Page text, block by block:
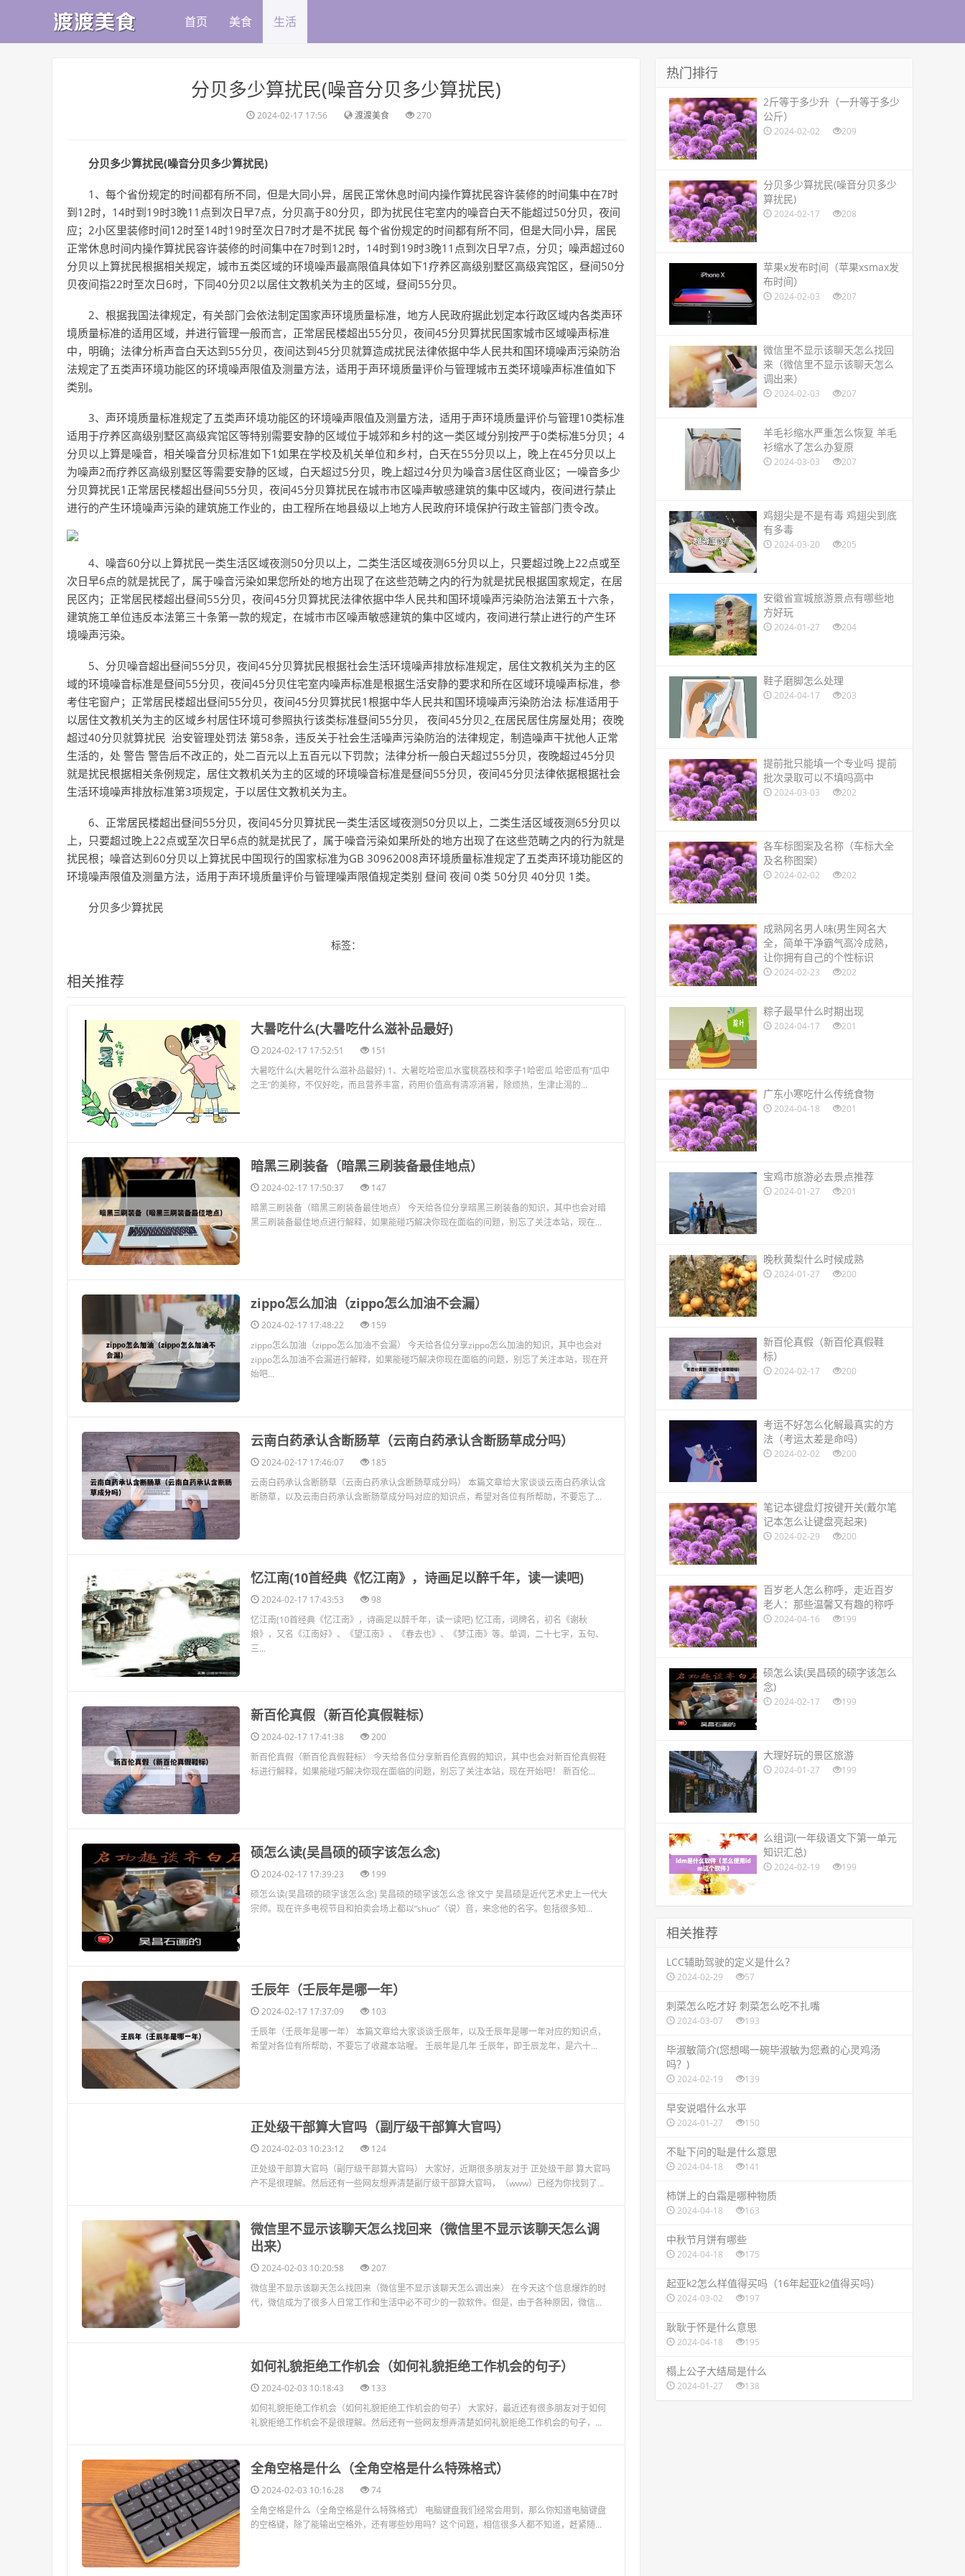
首页 美食 生活
​分贝多少算扰民(噪音分贝多少算扰民)
2024-02-17 17:56 渡渡美食 270
分贝多少算扰民(噪音分贝多少算扰民)
1、每个省份规定的时间都有所不同，但是大同小异，居民正常休息时间内操作算扰民容许装修的时间集中在7时
到12时，14时到19时3晚11点到次日早7点，分贝高于80分贝，即为扰民住宅室内的噪音白天不能超过50分贝，夜间
应；2小区里装修时间12时至14时19时至次日7时才是不扰民 每个省份规定的时间都有所不同，但是大同小异，居民
正常休息时间内操作算扰民容许装修的时间集中在7时到12时，14时到19时3晚11点到次日早7点，分贝；噪声超过60
分贝以上算扰民根据相关规定，城市五类区域的环境噪声最高限值具体如下1疗养区高级别墅区高级宾馆区，昼间50分
贝夜间指22时至次日6时，下同40分贝2以居住文教机关为主的区域，昼间55分贝。
2、根据我国法律规定，有关部门会依法制定国家声环境质量标准，地方人民政府据此划定本行政区域内各类声环
境质量标准的适用区域，并进行管理一般而言，正常居民楼超出55分贝，夜间45分贝算扰民国家城市区域噪声标准
中，明确；法律分析声音白天达到55分贝，夜间达到45分贝就算造成扰民法律依据中华人民共和国环境噪声污染防治
法规定了五类声环境功能区的环境噪声限值及测量方法，适用于声环境质量评价与管理城市五类环境噪声标准值如下
类别。
3、声环境质量标准规定了五类声环境功能区的环境噪声限值及测量方法，适用于声环境质量评价与管理10类标准
适用于疗养区高级别墅区高级宾馆区等特别需要安静的区域位于城郊和乡村的这一类区域分别按严于0类标准5分贝；4
分贝以上算是噪音，相关噪音分贝标准如下1如果在学校及机关单位和乡村，白天在55分贝以上，晚上在45分贝以上
为噪声2而疗养区高级别墅区等需要安静的区域，白天超过5分贝，晚上超过4分贝为噪音3居住区商业区；一噪音多少
分贝算扰民1正常居民楼超出昼间55分贝，夜间45分贝算扰民在城市市区噪声敏感建筑的集中区域内，夜间进行禁止
进行的产生环境噪声污染的建筑施工作业的，由工程所在地县级以上地方人民政府环境保护行政主管部门责令改。
4、噪音60分以上算扰民一类生活区域夜测50分贝以上，二类生活区域夜测65分贝以上，只要超过晚上22点或至
次日早6点的就是扰民了，属于噪音污染如果您所处的地方出现了在这些范畴之内的行为就是扰民根据国家规定，在居
民区内；正常居民楼超出昼间55分贝，夜间45分贝算扰民法律依据中华人民共和国环境噪声污染防治法第五十六条，
建筑施工单位违反本法第三十条第一款的规定，在城市市区噪声敏感建筑的集中区域内，夜间进行禁止进行的产生环
境噪声污染。
5、分贝噪音超出昼间55分贝，夜间45分贝算扰民根据社会生活环境噪声排放标准规定，居住文教机关为主的区
域的环境噪音标准是昼间55分贝，夜间45分贝住宅室内噪声标准是根据生活安静的要求和所在区域环境噪声标准，参
考住宅窗户；正常居民楼超出昼间55分贝，夜间45分贝算扰民1根据中华人民共和国环境噪声污染防治法 标准适用于
以居住文教机关为主的区域乡村居住环境可参照执行该类标准昼间55分贝， 夜间45分贝2_在居民居住房屋处用；夜晚
超过40分贝就算扰民 治安管理处罚法 第58条，违反关于社会生活噪声污染防治的法律规定，制造噪声干扰他人正常
生活的，处 警告 警告后不改正的，处二百元以上五百元以下罚款；法律分析一般白天超过55分贝，夜晚超过45分贝
就是扰民根据相关条例规定，居住文教机关为主的区域的环境噪音标准是昼间55分贝，夜间45分贝法律依据根据社会
生活环境噪声排放标准第3项规定，于以居住文教机关为主。
6、正常居民楼超出昼间55分贝，夜间45分贝算扰民一类生活区域夜测50分贝以上，二类生活区域夜测65分贝以
上，只要超过晚上22点或至次日早6点的就是扰民了，属于噪音污染如果所处的地方出现了在这些范畴之内的行为就是
扰民根；噪音达到60分贝以上算扰民中国现行的国家标准为GB 30962008声环境质量标准规定了五类声环境功能区的
环境噪声限值及测量方法，适用于声环境质量评价与管理噪声限值规定类别 昼间 夜间 0类 50分贝 40分贝 1类。
分贝多少算扰民
标签：
相关推荐
​大暑吃什么(大暑吃什么滋补品最好)
2024-02-17 17:52:51
151
大暑吃什么(大暑吃什么滋补品最好) 1、大暑吃哈密瓜水蜜桃荔枝和李子1哈密瓜 哈密瓜有“瓜中
之王”的美称，不仅好吃，而且营养丰富，药用价值高有清凉消暑，除烦热，生津止渴的...
​暗黑三刷装备（暗黑三刷装备最佳地点）
2024-02-17 17:50:37
147
暗黑三刷装备（暗黑三刷装备最佳地点） 今天给各位分享暗黑三刷装备的知识，其中也会对暗
黑三刷装备最佳地点进行解释，如果能碰巧解决你现在面临的问题，别忘了关注本站，现在...
​zippo怎么加油（zippo怎么加油不会漏）
2024-02-17 17:48:22
159
zippo怎么加油（zippo怎么加油不会漏） 今天给各位分享zippo怎么加油的知识，其中也会对
zippo怎么加油不会漏进行解释，如果能碰巧解决你现在面临的问题，别忘了关注本站，现在开
始吧...
​云南白药承认含断肠草（云南白药承认含断肠草成分吗）
2024-02-17 17:46:07
185
云南白药承认含断肠草（云南白药承认含断肠草成分吗） 本篇文章给大家谈谈云南白药承认含
断肠草，以及云南白药承认含断肠草成分吗对应的知识点，希望对各位有所帮助，不要忘了...
​忆江南(10首经典《忆江南》，诗画足以醉千年，读一读吧)
2024-02-17 17:43:53
98
忆江南(10首经典《忆江南》，诗画足以醉千年，读一读吧) 忆江南，词牌名，初名《谢秋
娘》，又名《江南好》、《望江南》、《春去也》、《梦江南》等。单调，二十七字，五句、
三...
​新百伦真假（新百伦真假鞋标）
2024-02-17 17:41:38
200
新百伦真假（新百伦真假鞋标） 今天给各位分享新百伦真假的知识，其中也会对新百伦真假鞋
标进行解释，如果能碰巧解决你现在面临的问题，别忘了关注本站，现在开始吧！ 新百伦...
​硕怎么读(吴昌硕的硕字该怎么念)
2024-02-17 17:39:23
199
硕怎么读(吴昌硕的硕字该怎么念) 吴昌硕的硕字该怎么念 徐文宁 吴昌硕是近代艺术史上一代大
宗师。现在许多电视节目和拍卖会场上都以“shuo”（说）音，来念他的名字。包括很多知...
​壬辰年（壬辰年是哪一年）
2024-02-17 17:37:09
103
壬辰年（壬辰年是哪一年） 本篇文章给大家谈谈壬辰年，以及壬辰年是哪一年对应的知识点，
希望对各位有所帮助，不要忘了收藏本站喔。 壬辰年是几年 壬辰年，即壬辰龙年，是六十...
​正处级干部算大官吗（副厅级干部算大官吗）
2024-02-03 10:23:12
124
正处级干部算大官吗（副厅级干部算大官吗） 大家好，近期很多朋友对于 正处级干部 算大官吗
产不是很理解。然后还有一些网友想弄清楚副厅级干部算大官吗，（www）已经为你找到了...
​微信里不显示该聊天怎么找回来（微信里不显示该聊天怎么调
出来）
2024-02-03 10:20:58
207
微信里不显示该聊天怎么找回来（微信里不显示该聊天怎么调出来） 在今天这个信息爆炸的时
代，微信成为了很多人日常工作和生活中必不可少的一款软件。但是，由于各种原因，微信...
​如何礼貌拒绝工作机会（如何礼貌拒绝工作机会的句子）
2024-02-03 10:18:43
133
如何礼貌拒绝工作机会（如何礼貌拒绝工作机会的句子） 大家好，最近还有很多朋友对于如何
礼貌拒绝工作机会不是很理解。然后还有一些网友想弄清楚如何礼貌拒绝工作机会的句子，...
​全角空格是什么（全角空格是什么特殊格式）
2024-02-03 10:16:28
74
全角空格是什么（全角空格是什么特殊格式） 电脑键盘我们经常会用到，那么你知道电脑键盘
的空格键，除了能输出空格外，还有哪些妙用吗？这个问题，相信很多人都不知道，赶紧随...
热门排行
​2斤等于多少升（一升等于多少
公斤）
2024-02-02 209
​分贝多少算扰民(噪音分贝多少
算扰民)
2024-02-17 208
​苹果x发布时间（苹果xsmax发
布时间）
2024-02-03 207
​微信里不显示该聊天怎么找回
来（微信里不显示该聊天怎么
调出来）
2024-02-03 207
​羊毛衫缩水严重怎么恢复 羊毛
衫缩水了怎么办复原
2024-03-03 207
​鸡翅尖是不是有毒 鸡翅尖到底
有多毒
2024-03-20 205
​安徽省宣城旅游景点有哪些地
方好玩
2024-01-27 204
​鞋子磨脚怎么处理
2024-04-17 203
​提前批只能填一个专业吗 提前
批次录取可以不填吗高中
2024-03-03 202
​各车标图案及名称（车标大全
及名称图案）
2024-02-02 202
​成熟网名男人味(男生网名大
全，简单干净霸气高冷成熟，
让你拥有自己的个性标识
2024-02-23 202
​粽子最早什么时期出现
2024-04-17 201
​广东小寒吃什么传统食物
2024-04-18 201
​宝鸡市旅游必去景点推荐
2024-01-27 201
​晚秋黄梨什么时候成熟
2024-01-27 200
​新百伦真假（新百伦真假鞋
标）
2024-02-17 200
​考运不好怎么化解最真实的方
法（考运太差是命吗）
2024-02-02 200
​笔记本键盘灯按键开关(戴尔笔
记本怎么让键盘亮起来)
2024-02-29 200
​百岁老人怎么称呼，走近百岁
老人：那些温馨又有趣的称呼
2024-04-16 199
​硕怎么读(吴昌硕的硕字该怎么
念)
2024-02-17 199
​大理好玩的景区旅游
2024-01-27 199
​么组词(一年级语文下第一单元
知识汇总)
2024-02-19 199
相关推荐
​LCC辅助驾驶的定义是什么？
2024-02-29 57
​刺菜怎么吃才好 刺菜怎么吃不扎嘴
2024-03-07 193
​毕淑敏简介(您想喝一碗毕淑敏为您煮的心灵鸡汤
吗？)
2024-02-19 139
​早安说唱什么水平
2024-01-27 150
​不耻下问的耻是什么意思
2024-04-18 141
​柿饼上的白霜是哪种物质
2024-04-18 163
​中秋节月饼有哪些
2024-04-18 175
​起亚k2怎么样值得买吗（16年起亚k2值得买吗）
2024-03-02 197
​耿耿于怀是什么意思
2024-04-18 195
​榻上公子大结局是什么
2024-01-27 138